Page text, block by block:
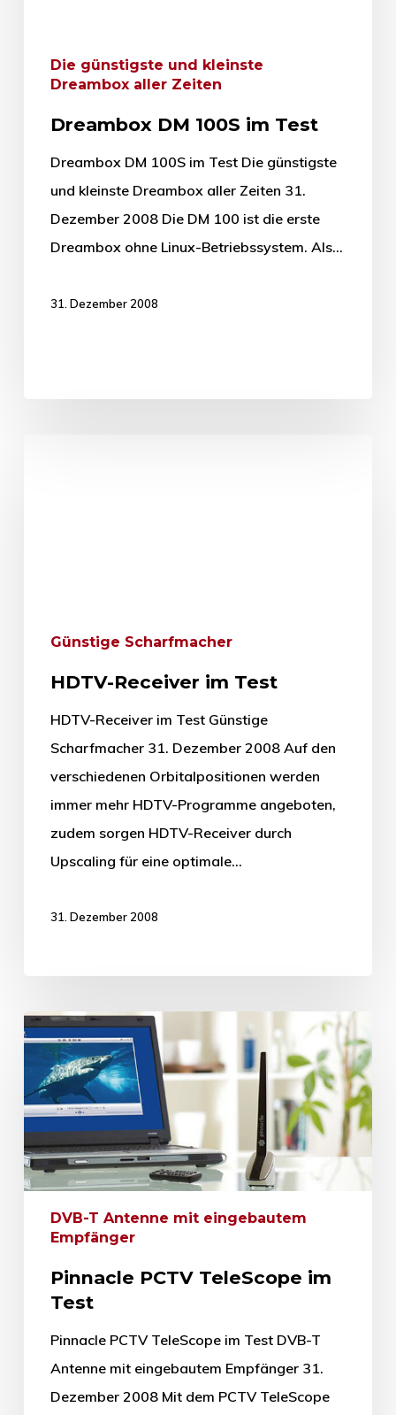
Die günstigste und kleinste
Dreambox aller Zeiten
Dreambox DM 100S im Test
Dreambox DM 100S im Test Die günstigste
und kleinste Dreambox aller Zeiten 31.
Dezember 2008 Die DM 100 ist die erste
Dreambox ohne Linux-Betriebssystem. Als…
31. Dezember 2008
Günstige Scharfmacher
HDTV-Receiver im Test
HDTV-Receiver im Test Günstige
Scharfmacher 31. Dezember 2008 Auf den
verschiedenen Orbitalpositionen werden
immer mehr HDTV-Programme angeboten,
zudem sorgen HDTV-Receiver durch
Upscaling für eine optimale…
31. Dezember 2008
DVB-T Antenne mit eingebautem
Empfänger
Pinnacle PCTV TeleScope im
Test
Pinnacle PCTV TeleScope im Test DVB-T
Antenne mit eingebautem Empfänger 31.
Dezember 2008 Mit dem PCTV TeleScope